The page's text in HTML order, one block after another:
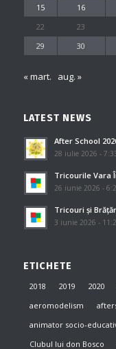
15
16
22
23
29
30
« mart. aug. »
LATEST NEWS
After School
28 iulie 2026 -
Tricourile Vara
26 iunie 2026 -
Tricouri și
3 iunie 2026 -
ETICHETE
2018 2019 2020
aeromodelism
animator socio-
Clubul lui don Bosco